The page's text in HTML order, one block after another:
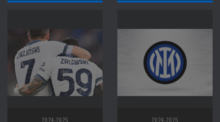
2024-2025 2024-2025